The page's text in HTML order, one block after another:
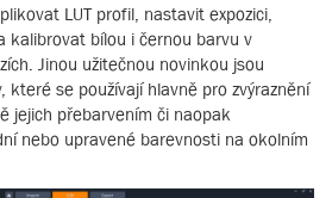
LUT profil, nastavit expozici,
kalibrovat bílou i černou barvu v
Jinou užitečnou novinkou jsou
které se používají hlavně pro zvýraznění
jejich přebarvením či naopak
nebo upravené barevnosti na okolním